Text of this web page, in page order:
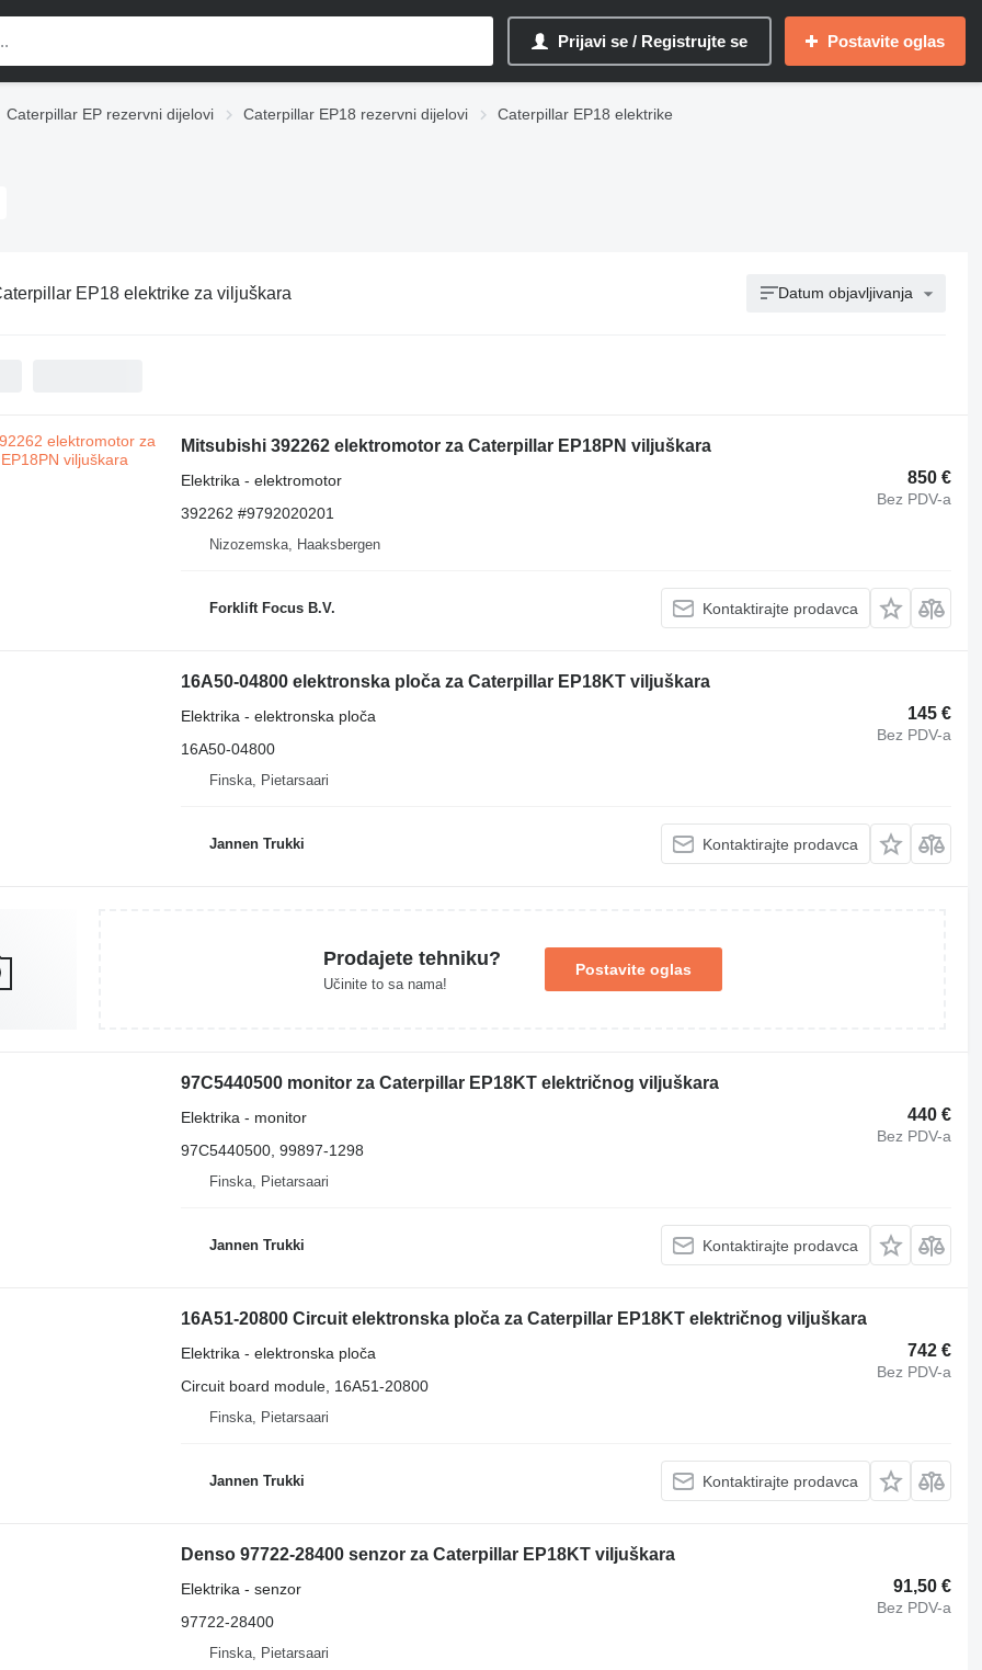
Prijavi se / Registrujte se Postavite oglas
Caterpillar EP rezervni dijelovi Caterpillar EP18 rezervni dijelovi
Caterpillar EP18 elektrike
EP18 elektrike za viljuškara Datum objavljivanja
Mitsubishi 392262 elektromotor za Caterpillar EP18PN viljuškara
850 €
Bez PDV-a
Elektrika - elektromotor
392262 #9792020201
Nizozemska, Haaksbergen
Forklift Focus B.V. Kontaktirajte prodavca
16A50-04800 elektronska ploča za Caterpillar EP18KT viljuškara
145 €
Bez PDV-a
Elektrika - elektronska ploča
16A50-04800
Finska, Pietarsaari
Jannen Trukki Kontaktirajte prodavca
Prodajete tehniku?
Učinite to sa nama!
Postavite oglas
97C5440500 monitor za Caterpillar EP18KT električnog viljuškara
440 €
Bez PDV-a
Elektrika - monitor
97C5440500, 99897-1298
Finska, Pietarsaari
Jannen Trukki Kontaktirajte prodavca
16A51-20800 Circuit elektronska ploča za Caterpillar EP18KT električnog viljuškara
742 €
Bez PDV-a
Elektrika - elektronska ploča
Circuit board module, 16A51-20800
Finska, Pietarsaari
Jannen Trukki Kontaktirajte prodavca
Denso 97722-28400 senzor za Caterpillar EP18KT viljuškara
91,50 €
Bez PDV-a
Elektrika - senzor
97722-28400
Finska, Pietarsaari